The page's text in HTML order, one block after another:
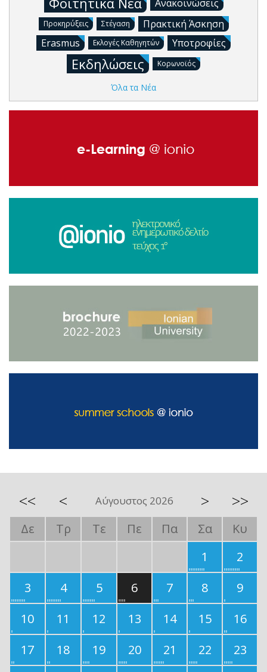
Ανακοινώσεις
Προκηρύξεις Στέγαση
Πρακτική Άσκηση
Erasmus
Εκλογές Καθηγητών Υποτροφίες
Εκδηλώσεις Κορωνοϊός
Όλα τα Νέα
<< < Αύγουστος 2026 > >>
Δε Τρ Τε Πε Πα Σα
Κυ
1
2
3
4 5 6 7 8
9
10
11 12 13 14 15
16
17
18 19 20 21 22
23